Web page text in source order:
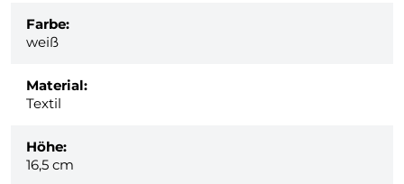
Farbe:
weiß
Material:
Textil
Höhe:
16,5 cm